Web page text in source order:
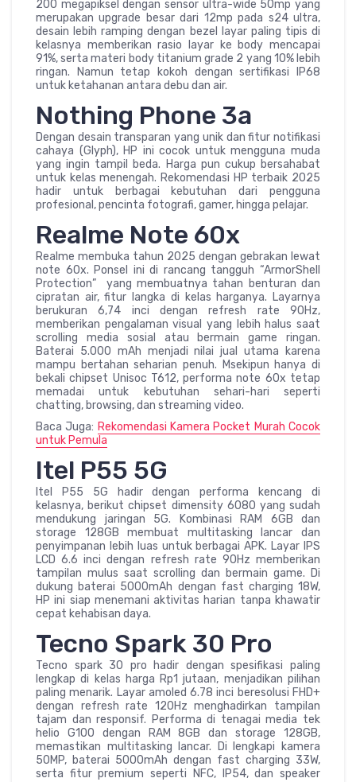
200 megapiksel dengan sensor ultra-wide 50mp yang
merupakan upgrade besar dari 12mp pada s24 ultra,
desain lebih ramping dengan bezel layar paling tipis di
kelasnya memberikan rasio layar ke body mencapai
91%, serta materi body titanium grade 2 yang 10% lebih
ringan. Namun tetap kokoh dengan sertifikasi IP68
untuk ketahanan antara debu dan air.
Nothing Phone 3a
Dengan desain transparan yang unik dan fitur notifikasi
cahaya (Glyph), HP ini cocok untuk mengguna muda
yang ingin tampil beda. Harga pun cukup bersahabat
untuk kelas menengah. Rekomendasi HP terbaik 2025
hadir untuk berbagai kebutuhan dari pengguna
profesional, pencinta fotografi, gamer, hingga pelajar.
Realme Note 60x
Realme membuka tahun 2025 dengan gebrakan lewat
note 60x. Ponsel ini di rancang tangguh “ArmorShell
Protection” yang membuatnya tahan benturan dan
cipratan air, fitur langka di kelas harganya. Layarnya
berukuran 6,74 inci dengan refresh rate 90Hz,
memberikan pengalaman visual yang lebih halus saat
scrolling media sosial atau bermain game ringan.
Baterai 5.000 mAh menjadi nilai jual utama karena
mampu bertahan seharian penuh. Msekipun hanya di
bekali chipset Unisoc T612, performa note 60x tetap
memadai untuk kebutuhan sehari-hari seperti
chatting, browsing, dan streaming video.
Baca Juga: Rekomendasi Kamera Pocket Murah Cocok
untuk Pemula
Itel P55 5G
Itel P55 5G hadir dengan performa kencang di
kelasnya, berikut chipset dimensity 6080 yang sudah
mendukung jaringan 5G. Kombinasi RAM 6GB dan
storage 128GB membuat multitasking lancar dan
penyimpanan lebih luas untuk berbagai APK. Layar IPS
LCD 6.6 inci dengan refresh rate 90Hz memberikan
tampilan mulus saat scrolling dan bermain game. Di
dukung baterai 5000mAh dengan fast charging 18W,
HP ini siap menemani aktivitas harian tanpa khawatir
cepat kehabisan daya.
Tecno Spark 30 Pro
Tecno spark 30 pro hadir dengan spesifikasi paling
lengkap di kelas harga Rp1 jutaan, menjadikan pilihan
paling menarik. Layar amoled 6.78 inci beresolusi FHD+
dengan refresh rate 120Hz menghadirkan tampilan
tajam dan responsif. Performa di tenagai media tek
helio G100 dengan RAM 8GB dan storage 128GB,
memastikan multitasking lancar. Di lengkapi kamera
50MP, baterai 5000mAh dengan fast charging 33W,
serta fitur premium seperti NFC, IP54, dan speaker